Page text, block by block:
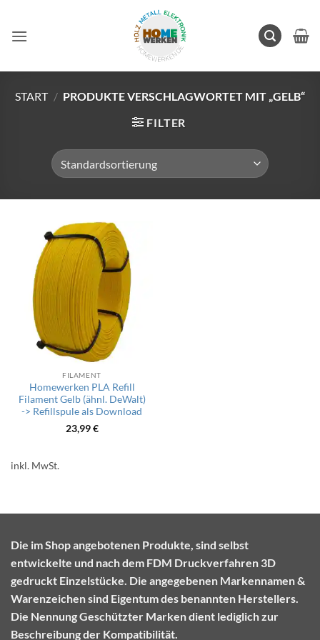
springen
START / PRODUKTE VERSCHLAGWORTET MIT „GELB“
FILTER
FILAMENT
Homewerken PLA Refill
Filament Gelb (ähnl. DeWalt)
-> Refillspule als Download
23,99€
inkl. MwSt.
Die im Shop angebotenen Produkte, sind selbst
entwickelte und nach dem FDM Druckverfahren 3D
gedruckt Einzelstücke. Die angegebenen Markennamen &
Warenzeichen sind Eigentum des benannten Herstellers.
Die Nennung Geschützter Marken dient lediglich zur
Beschreibung der Kompatibilität.